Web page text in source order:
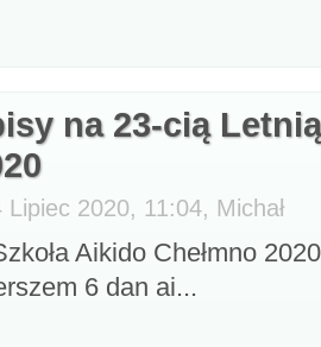
na 23-cią
Lipiec 2020, 11:04, Michał
Aikido Chełmno
6 dan ai...